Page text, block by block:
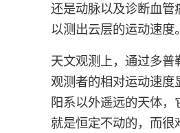
还是动脉以及诊断血管
以测出云层的运动速度
天文观测上，通过多
观测者的相对运动速度
阳系以外遥远的天体
就是恒定不动的，而